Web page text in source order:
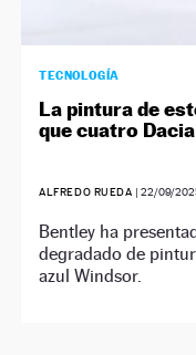
TECNOLOGÍA
La pintura de
que cuatro
ALFREDO RUEDA |22/09/
Bentley ha
degradado de
azul Windsor.